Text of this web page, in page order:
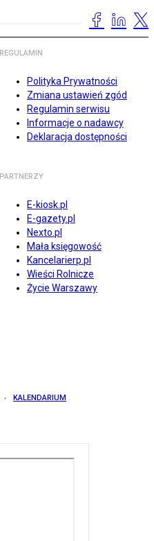
REGULAMIN
Polityka Prywatności
Zmiana ustawień zgód
Regulamin serwisu
Informacje o nadawcy
Deklaracja dostępności
PARTNERZY
E-kiosk.pl
E-gazety.pl
Nexto.pl
Mała księgowość
Kancelarierp.pl
Wieści Rolnicze
Życie Warszawy
KALENDARIUM